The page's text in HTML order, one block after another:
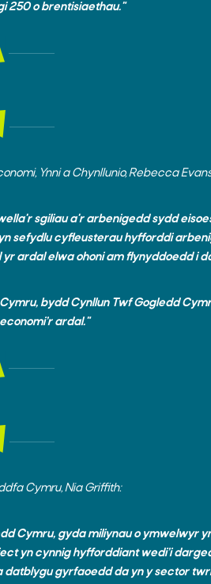
250 o brentisiaethau."
Ynni a Chynllunio, Rebecca
sgiliau a'r arbenigedd sydd
sefydlu cyfleusterau hyfforddi
ardal elwa ohoni am flynyddoedd i
bydd Cynllun Twf Gogledd
ardal."
Cymru, Nia Griffith:
Cymru, gyda miliynau o ymwelwyr
yn cynnig hyfforddiant wedi’i
datblygu gyrfaoedd da yn y sector